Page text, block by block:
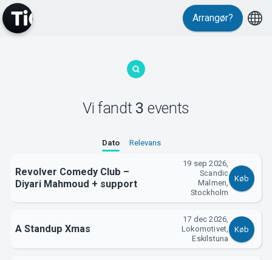
MyTickster
Support
Om Tickster
Arrangør?
Vi fandt 3 events
Dato Relevans
Revolver Comedy Club –
Diyari Mahmoud + support
19 sep 2026,
Scandic
Malmen,
Stockholm
Køb
A Standup Xmas
17 dec 2026,
Lokomotivet,
Eskilstuna
Køb